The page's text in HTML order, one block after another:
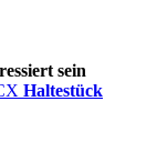
sein
Haltestück